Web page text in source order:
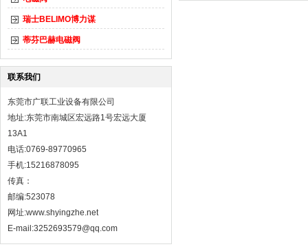
瑞士BELIMO博力谋
蒂芬巴赫电磁阀
联系我们
东莞市广联工业设备有限公司
地址:东莞市南城区宏远路1号宏远大厦
13A1
电话:0769-89770965
手机:15216878095
传真：
邮编:523078
网址:www.shyingzhe.net
E-mail:3252693579@qq.com